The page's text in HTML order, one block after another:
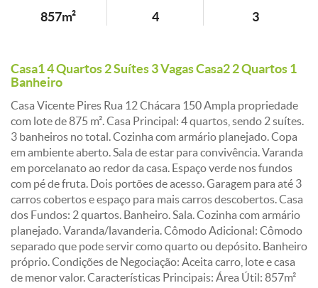
857m² 4 3
Casa1 4 Quartos 2 Suítes 3 Vagas Casa2 2 Quartos 1
Banheiro
Casa Vicente Pires Rua 12 Chácara 150 Ampla propriedade
com lote de 875 m². Casa Principal: 4 quartos, sendo 2 suítes.
3 banheiros no total. Cozinha com armário planejado. Copa
em ambiente aberto. Sala de estar para convivência. Varanda
em porcelanato ao redor da casa. Espaço verde nos fundos
com pé de fruta. Dois portões de acesso. Garagem para até 3
carros cobertos e espaço para mais carros descobertos. Casa
dos Fundos: 2 quartos. Banheiro. Sala. Cozinha com armário
planejado. Varanda/lavanderia. Cômodo Adicional: Cômodo
separado que pode servir como quarto ou depósito. Banheiro
próprio. Condições de Negociação: Aceita carro, lote e casa
de menor valor. Características Principais: Área Útil: 857m²